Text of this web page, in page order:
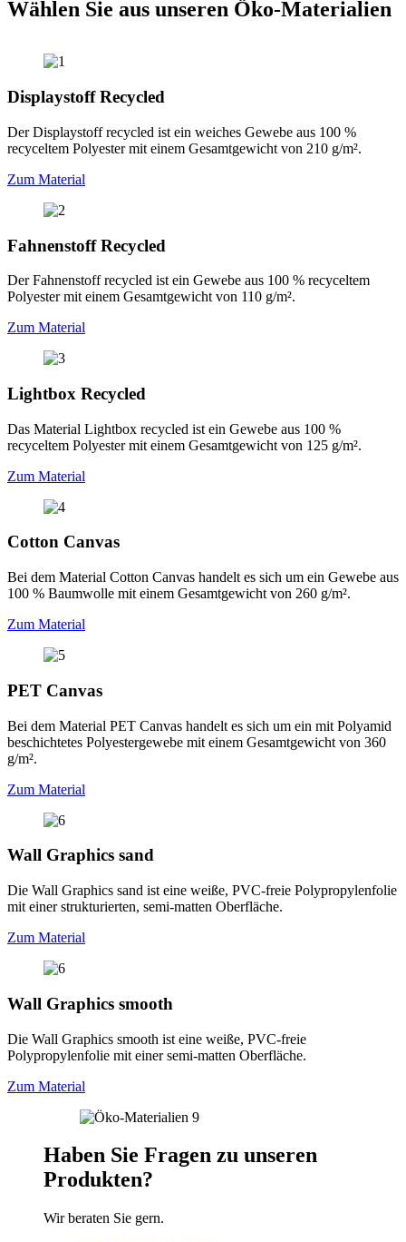
Wählen Sie aus unseren Öko-Materialien
Displaystoff Recycled
Der Displaystoff recycled ist ein weiches Gewebe aus 100 %
recyceltem Polyester mit einem Gesamtgewicht von 210 g/m².
Zum Material
Fahnenstoff Recycled
Der Fahnenstoff recycled ist ein Gewebe aus 100 % recyceltem
Polyester mit einem Gesamtgewicht von 110 g/m².
Zum Material
Lightbox Recycled
Das Material Lightbox recycled ist ein Gewebe aus 100 %
recyceltem Polyester mit einem Gesamtgewicht von 125 g/m².
Zum Material
Cotton Canvas
Bei dem Material Cotton Canvas handelt es sich um ein Gewebe aus
100 % Baumwolle mit einem Gesamtgewicht von 260 g/m².
Zum Material
PET Canvas
Bei dem Material PET Canvas handelt es sich um ein mit Polyamid
beschichtetes Polyestergewebe mit einem Gesamtgewicht von 360
g/m².
Zum Material
Wall Graphics sand
Die Wall Graphics sand ist eine weiße, PVC-freie Polypropylenfolie
mit einer strukturierten, semi-matten Oberfläche.
Zum Material
Wall Graphics smooth
Die Wall Graphics smooth ist eine weiße, PVC-freie
Polypropylenfolie mit einer semi-matten Oberfläche.
Zum Material
Haben Sie Fragen zu unseren
Produkten?
Wir beraten Sie gern.